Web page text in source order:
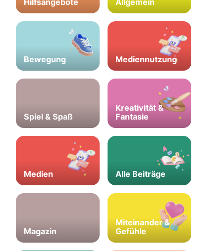
Bewegung Mediennutzung
Spiel & Spaß
Kreativität &
Fantasie
Medien Alle Beiträge
Magazin
Miteinander &
Gefühle